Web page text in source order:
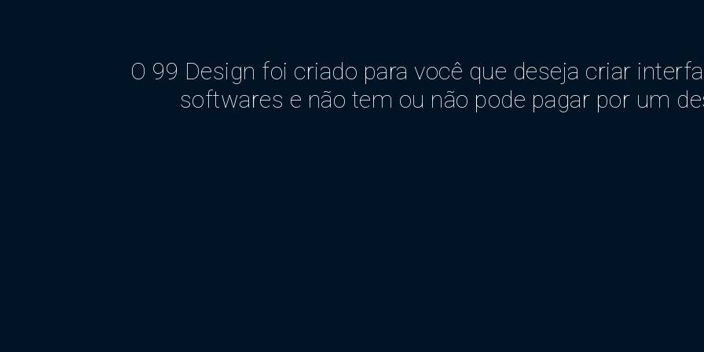
O 99 Design foi criado para você que deseja criar
softwares e não tem ou não pode pagar por um